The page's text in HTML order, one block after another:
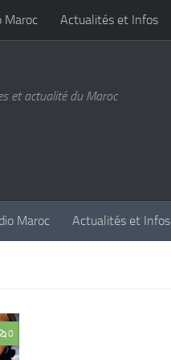
Maroc Actualités et Infos
et actualité du Maroc
Maroc Actualités et Infos
0